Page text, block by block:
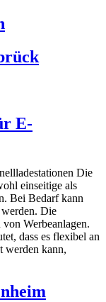
E-
Die
einseitige als
Bei Bedarf kann
Die
Werbeanlagen.
dass es flexibel an
werden kann,